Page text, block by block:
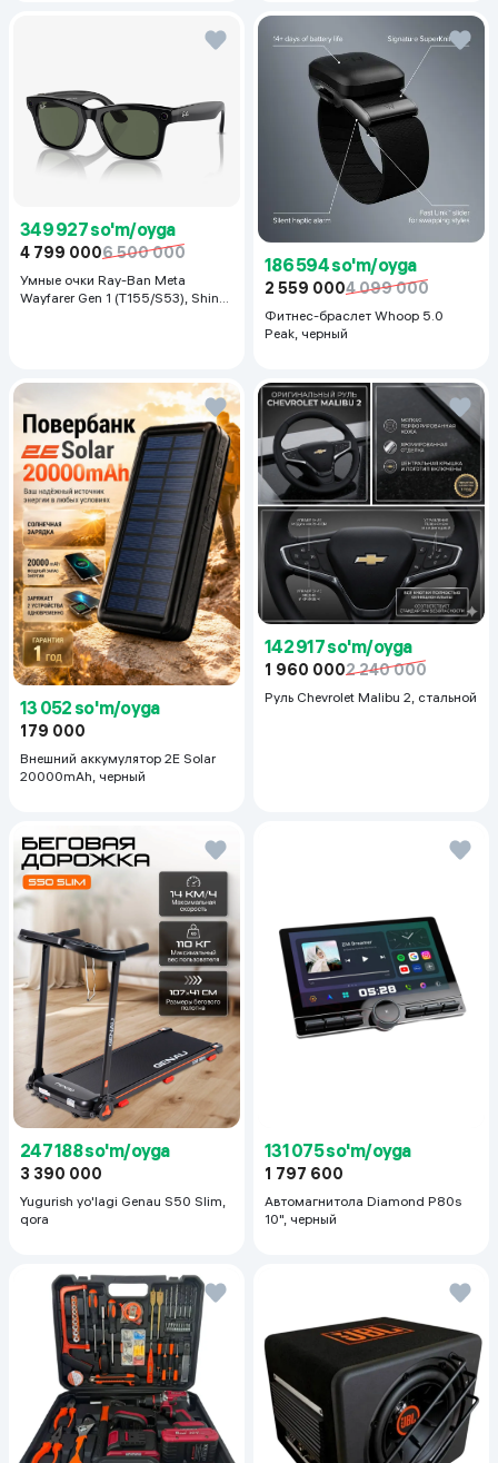
349 927 so'm/oyga
4 799 0006 500 000
Умные очки Ray-Ban Meta
Wayfarer Gen 1 (T155/S53), Shiny
186 594 so'm/oyga
2 559 0004 099 000
Фитнес-браслет Whoop 5.0
Peak, черный
13 052 so'm/oyga
179 000
Внешний аккумулятор 2E Solar
20000mAh, черный
142 917 so'm/oyga
1 960 0002 240 000
Руль Chevrolet Malibu 2, cтальной
247 188 so'm/oyga
3 390 000
Yugurish yo'lagi Genau S50 Slim,
qora
131 075 so'm/oyga
1 797 600
Автомагнитола Diamond P80s
10", черный